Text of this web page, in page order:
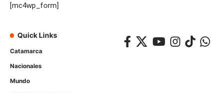
[mc4wp_form]
Quick Links
Catamarca
Nacionales
Mundo